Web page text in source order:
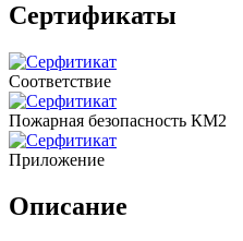
Сертификаты
Соответствие
Пожарная безопасность КМ2
Приложение
Описание